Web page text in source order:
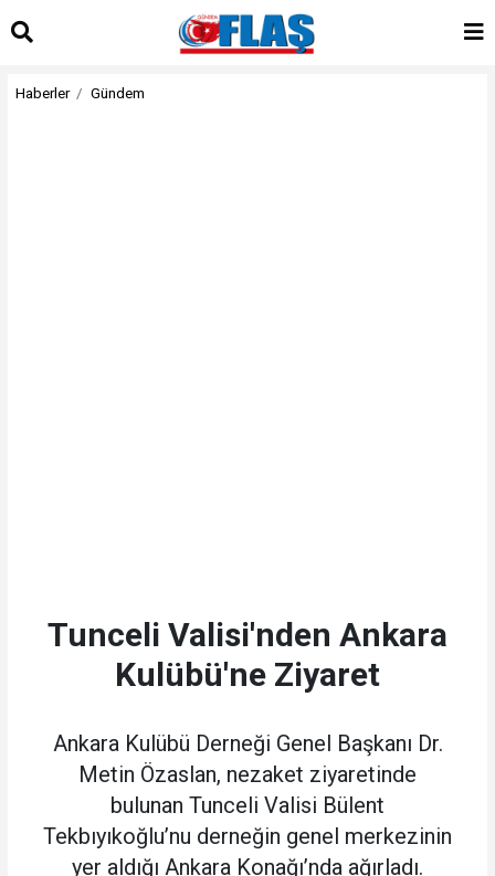
Haberler Gündem
Tunceli Valisi'nden Ankara
Kulübü'ne Ziyaret
Ankara Kulübü Derneği Genel Başkanı Dr.
Metin Özaslan, nezaket ziyaretinde
bulunan Tunceli Valisi Bülent
Tekbıyıkoğlu’nu derneğin genel merkezinin
yer aldığı Ankara Konağı’nda ağırladı.